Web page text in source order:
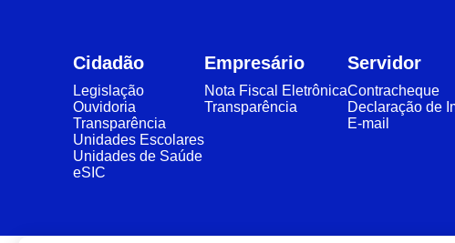
Cidadão
Legislação
Ouvidoria
Transparência
Unidades Escolares
Unidades de Saúde
eSIC
Empresário
Nota Fiscal Eletrônica
Transparência
Servidor
Contracheque
Declaração de
E-mail